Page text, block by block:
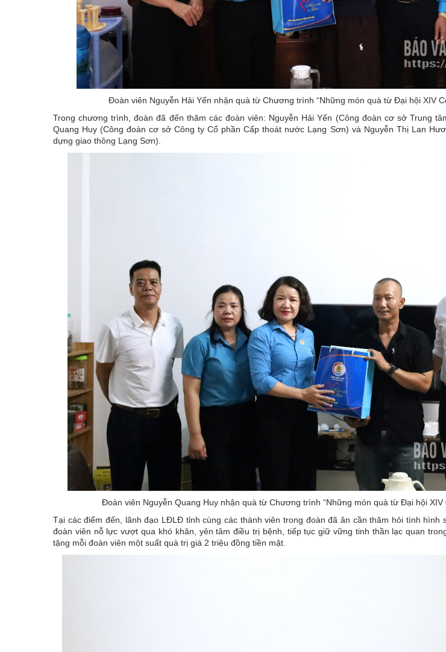
Đoàn viên Nguyễn Hải Yến nhận quà từ Chương trình “Những món quà từ Đại hội XIV
Trong chương trình, đoàn đã đến thăm các đoàn viên: Nguyễn Hải Yến (Công đoàn cơ sở Trung
Quang Huy (Công đoàn cơ sở Công ty Cổ phần Cấp thoát nước Lạng Sơn) và Nguyễn Thị Lan
dựng giao thông Lạng Sơn).
Đoàn viên Nguyễn Quang Huy nhận quà từ Chương trình “Những món quà từ Đại hội XIV
Tại các điểm đến, lãnh đạo LĐLĐ tỉnh cùng các thành viên trong đoàn đã ân cần thăm hỏi tình hình
đoàn viên nỗ lực vượt qua khó khăn, yên tâm điều trị bệnh, tiếp tục giữ vững tinh thần lạc quan
tặng mỗi đoàn viên một suất quà trị giá 2 triệu đồng tiền mặt.